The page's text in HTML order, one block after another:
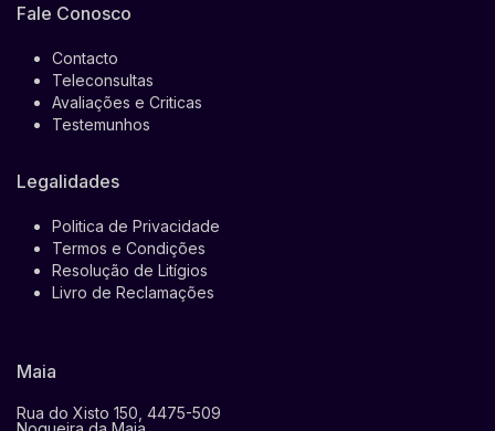
Fale Conosco
Contacto
Teleconsultas
Avaliações e Criticas
Testemunhos
Legalidades
Politica de Privacidade
Termos e Condições
Resolução de Litígios
Livro de Reclamações
Maia
Rua do Xisto 150, 4475-509